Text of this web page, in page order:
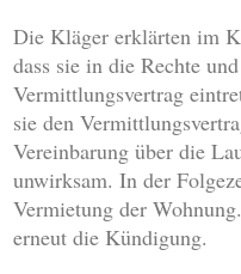
Die Kläger erklärten im
dass sie in die Rechte
Vermittlungsvertrag
sie den
Vereinbarung über die
unwirksam. In der
Vermietung der
erneut die Kündigung.